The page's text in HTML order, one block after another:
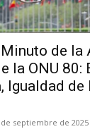
de la
la ONU 80:
Igualdad de
de septiembre de 2025